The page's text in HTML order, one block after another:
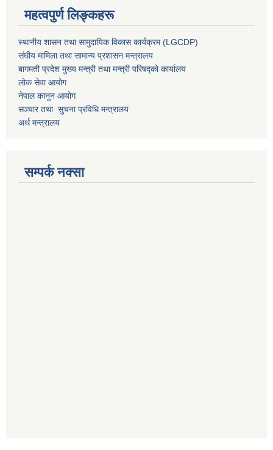
महत्वपुर्ण लिङ्कहरू
स्थानीय शासन तथा सामुदायिक विकास कार्यक्रम (LGCDP)
संघीय मामिला तथा सामान्य प्रशासन मन्त्रालय
बागमती प्रदेश मुख्य मन्त्री तथा मन्त्री परिषद्को कार्यालय
लोक सेवा आयोग
नेपाल कानुन आयोग
सञ्चार तथा सुचना प्रविधि मन्त्रालय
अर्थ मन्त्रालय
सम्पर्क नक्सा